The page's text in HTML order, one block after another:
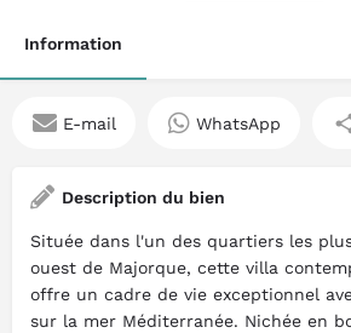
Information
E-mail WhatsApp
Description du bien
Située dans l'un des quartiers les
ouest de Majorque, cette villa
offre un cadre de vie exceptionnel
sur la mer Méditerranée. Nichée en